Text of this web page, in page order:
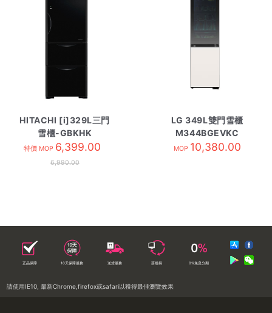
HITACHI [i]329L三門
雪櫃-GBKHK
HR3N6404DA 黑影玻璃
特價 MOP 6,399.00
6,990.00
LG 349L雙門雪櫃
M344BGEVKC
MOP 10,380.00
正品保障 10天保障服務 送貨服務 落樓易 0%免息分期
請使用IE10, 最新Chrome,firefox或safari以獲得最佳瀏覽效果